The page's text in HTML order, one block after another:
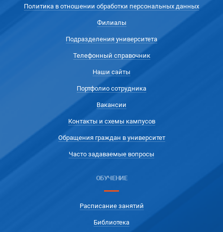
Политика в отношении обработки персональных данных
Филиалы
Подразделения университета
Телефонный справочник
Наши сайты
Портфолио сотрудника
Вакансии
Контакты и схемы кампусов
Обращения граждан в университет
Часто задаваемые вопросы
ОБУЧЕНИЕ
Расписание занятий
Библиотека